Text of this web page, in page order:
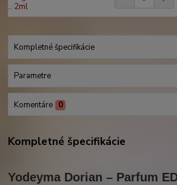
Kompletné špecifikácie
Parametre
Komentáre 0
Kompletné špecifikácie
Yodeyma Dorian – Parfum